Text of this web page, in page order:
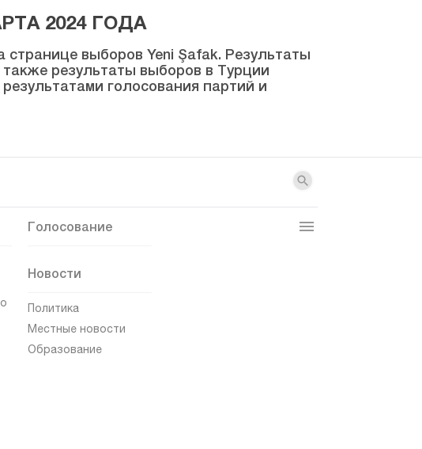
2024 ГОДА
выборов Yeni Şafak. Результаты
результаты выборов в Турции
голосования партий и
Голосование
Новости
Политика
Местные новости
Образование